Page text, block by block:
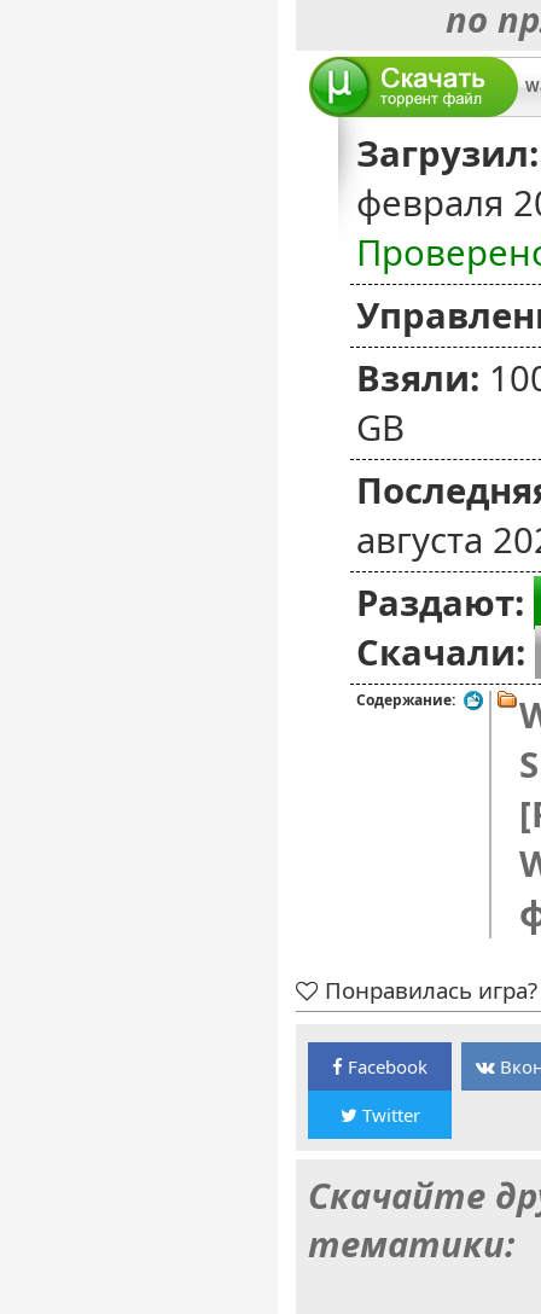
по
Загрузил:
февраля
Взяли:
GB
августа
Раздают:
Скачали:
Содержание:
Понравилась
Facebook
Twitter
Скачайте
тематики: